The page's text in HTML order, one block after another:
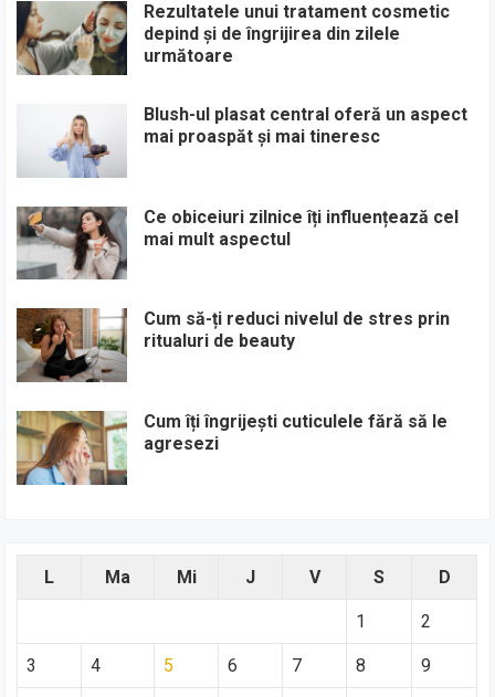
Rezultatele unui tratament cosmetic
depind și de îngrijirea din zilele
următoare
Blush-ul plasat central oferă un aspect
mai proaspăt și mai tineresc
Ce obiceiuri zilnice îți influențează cel
mai mult aspectul
Cum să-ți reduci nivelul de stres prin
ritualuri de beauty
Cum îți îngrijești cuticulele fără să le
agresezi
L Ma Mi J V S D
1 2
3 4 5 6 7 8 9